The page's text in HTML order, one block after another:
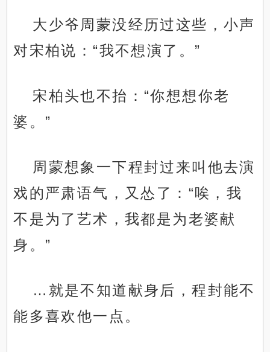
大少爷周蒙没经历过这些，小声
对宋柏说：“我不想演了。”
宋柏头也不抬：“你想想你老
婆。”
周蒙想象一下程封过来叫他去演
戏的严肃语气，又怂了：“唉，我
不是为了艺术，我都是为老婆献
身。”
…就是不知道献身后，程封能不
能多喜欢他一点。